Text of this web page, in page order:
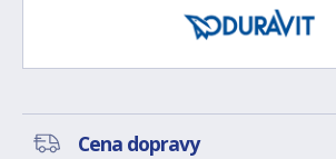
Cena dopravy